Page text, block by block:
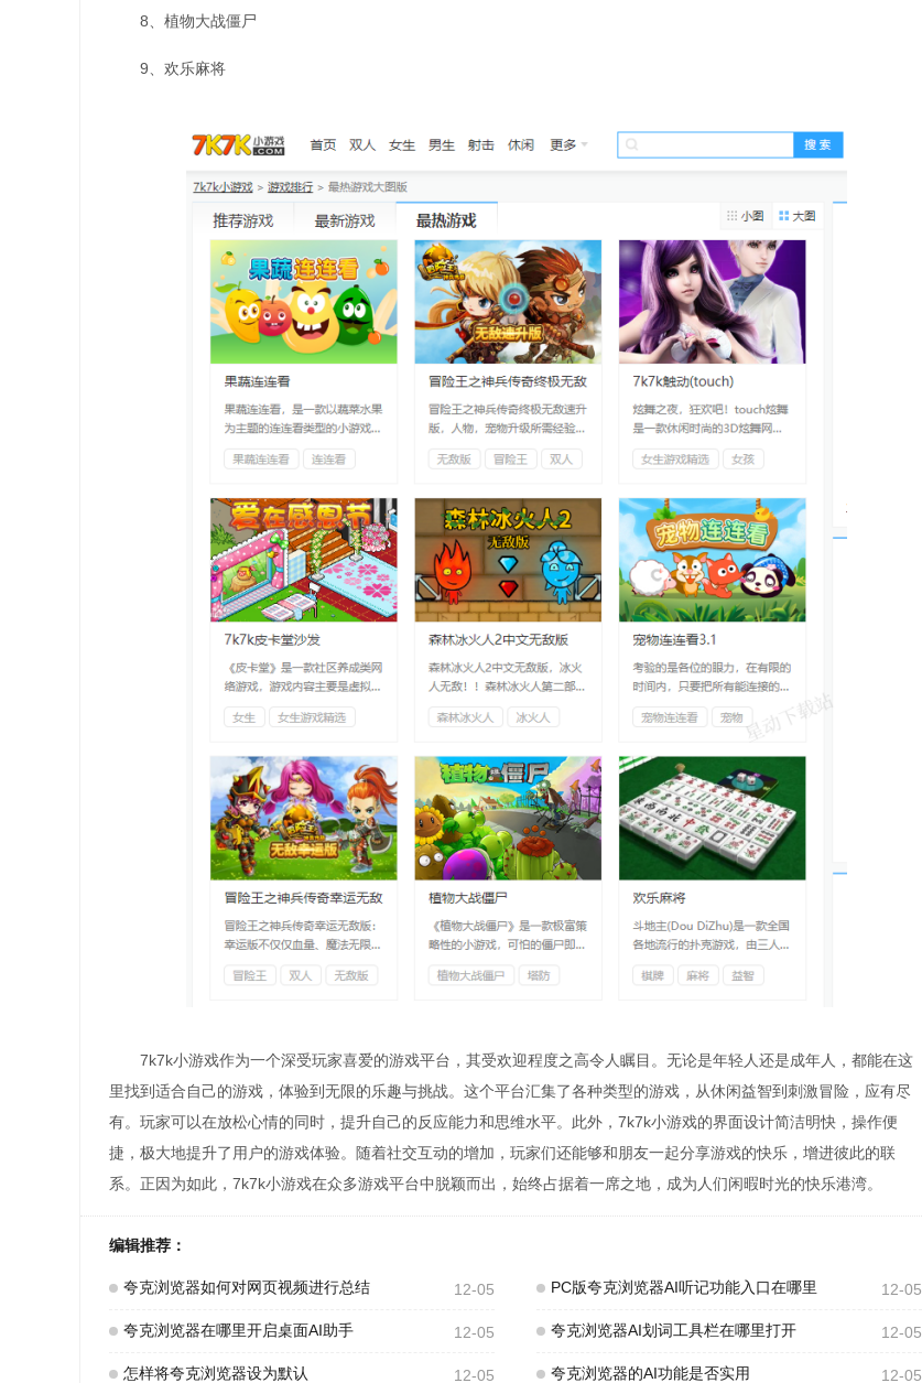
8、植物大战僵尸
9、欢乐麻将
7k7k小游戏作为一个深受玩家喜爱的游戏平台，其受欢迎程度之高令人瞩目。无论是年轻人还是成年人，都能在这
里找到适合自己的游戏，体验到无限的乐趣与挑战。这个平台汇集了各种类型的游戏，从休闲益智到刺激冒险，应有尽
有。玩家可以在放松心情的同时，提升自己的反应能力和思维水平。此外，7k7k小游戏的界面设计简洁明快，操作便
捷，极大地提升了用户的游戏体验。随着社交互动的增加，玩家们还能够和朋友一起分享游戏的快乐，增进彼此的联
系。正因为如此，7k7k小游戏在众多游戏平台中脱颖而出，始终占据着一席之地，成为人们闲暇时光的快乐港湾。
编辑推荐：
夸克浏览器如何对网页视频进行总结 12-05 PC版夸克浏览器AI听记功能入口在哪里 12-05
夸克浏览器在哪里开启桌面AI助手 12-05 夸克浏览器AI划词工具栏在哪里打开 12-05
怎样将夸克浏览器设为默认 12-05 夸克浏览器的AI功能是否实用 12-05